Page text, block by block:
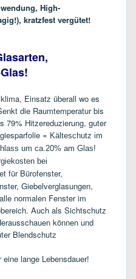
High-
kratzfest vergütet!
Einsatz überall wo es
die Raumtemperatur bis
79% Hitzereduzierung, guter
= Kälteschutz im
um ca.20% am Glas!
bei
für Bürofenster,
Giebelverglasungen,
normalen Fenster im
Auch als Sichtschutz
können und
Blendschutz
lange Lebensdauer!